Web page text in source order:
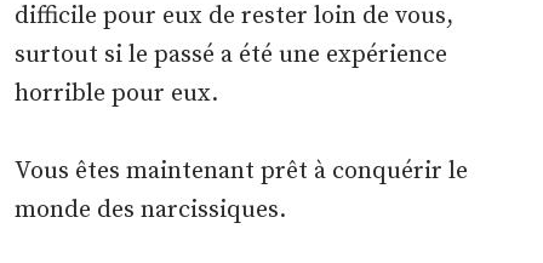
difficile pour eux de rester loin de vous,
surtout si le passé a été une expérience
horrible pour eux.
Vous êtes maintenant prêt à conquérir le
monde des narcissiques.